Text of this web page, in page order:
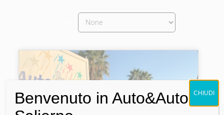
Benvenuto in Auto&Auto
CHIUDI